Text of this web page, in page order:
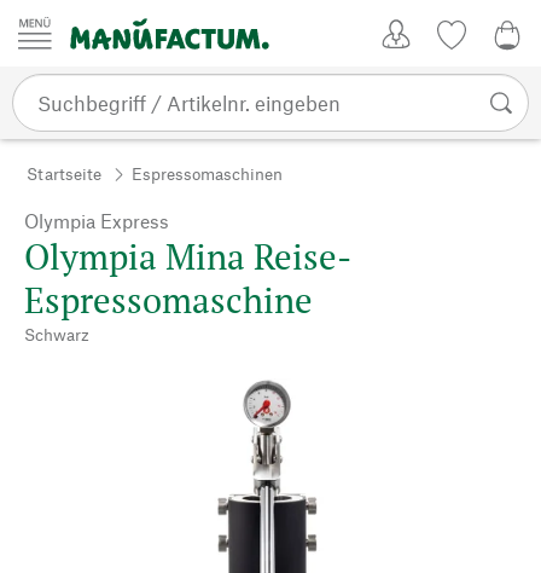
Zum Inhalt springen
Startseite Espressomaschinen
Olympia Express
Olympia Mina Reise-
Espressomaschine
Schwarz